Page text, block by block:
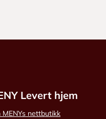
Levert hjem
MENYs nettbutikk